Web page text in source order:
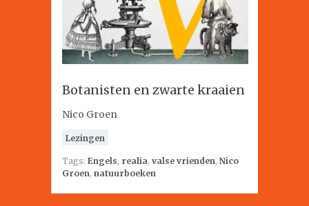
Botanisten en zwarte kraaien
Nico Groen
Lezingen
Tags: Engels, realia, valse vrienden, Nico
Groen, natuurboeken